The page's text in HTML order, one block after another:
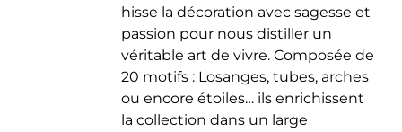
hisse la décoration avec sagesse et
passion pour nous distiller un
véritable art de vivre. Composée de
20 motifs : Losanges, tubes, arches
ou encore étoiles… ils enrichissent
la collection dans un large